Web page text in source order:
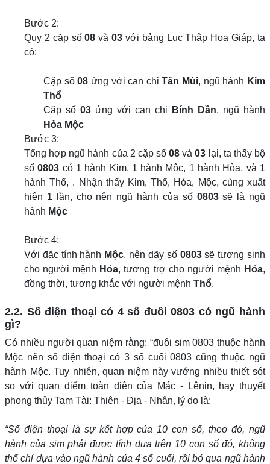
Bước 2:
Quy 2 cặp số08 và03 với bảng Lục Thập Hoa Giáp, ta
có:
Cặp số08 ứng với can chiTân Mùi, ngũ hành Kim
Thổ
Cặp số 03 ứng với can chi Bính Dần, ngũ hành
Hỏa Mộc
Bước 3:
Tổng hợp ngũ hành của 2 cặp số08 và03 lại, ta thấy bộ
số0803 có 1 hành Kim, 1 hành Mộc, 1 hành Hỏa, và 1
hành Thổ, . Nhận thấy Kim, Thổ, Hỏa, Mộc, cùng xuất
hiện 1 lần, cho nên ngũ hành của số 0803sẽ là ngũ
hành Mộc
Bước 4:
Với đặc tính hành Mộc, nên dãy số 0803sẽ tương sinh
cho người mệnh Hỏa, tương trợ cho người mệnh Hỏa,
đồng thời, tương khắc với người mệnh Thổ.
2.2. Số điện thoại có 4 số đuôi 0803 có ngũ hành
gì?
Có nhiều người quan niệm rằng: “đuôi sim 0803 thuộc hành
Mộc nên số điện thoại có 3 số cuối 0803 cũng thuộc ngũ
hành Mộc. Tuy nhiên, quan niệm này vướng nhiều thiết sót
so với quan điểm toàn diện của Mác - Lênin, hay thuyết
phong thủy Tam Tài: Thiên - Địa - Nhân, lý do là:
“Số điện thoại là sự kết hợp của 10 con số, theo đó, ngũ
hành của sim phải được tính dựa trên 10 con số đó, không
thể chỉ dựa vào ngũ hành của 4 số cuối, rồi bỏ qua ngũ hành